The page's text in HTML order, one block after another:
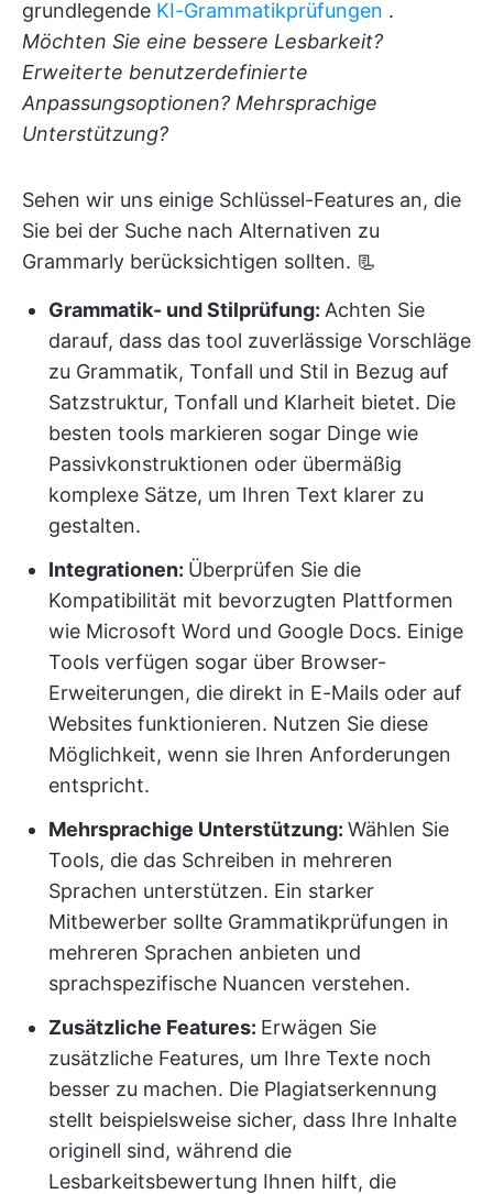
grundlegende KI-Grammatikprüfungen .
Möchten Sie eine bessere Lesbarkeit?
Erweiterte benutzerdefinierte
Anpassungsoptionen? Mehrsprachige
Unterstützung?
Sehen wir uns einige Schlüssel-Features an, die
Sie bei der Suche nach Alternativen zu
Grammarly berücksichtigen sollten. 📃
Grammatik- und Stilprüfung: Achten Sie
darauf, dass das tool zuverlässige Vorschläge
zu Grammatik, Tonfall und Stil in Bezug auf
Satzstruktur, Tonfall und Klarheit bietet. Die
besten tools markieren sogar Dinge wie
Passivkonstruktionen oder übermäßig
komplexe Sätze, um Ihren Text klarer zu
gestalten.
Integrationen: Überprüfen Sie die
Kompatibilität mit bevorzugten Plattformen
wie Microsoft Word und Google Docs. Einige
Tools verfügen sogar über Browser-
Erweiterungen, die direkt in E-Mails oder auf
Websites funktionieren. Nutzen Sie diese
Möglichkeit, wenn sie Ihren Anforderungen
entspricht.
Mehrsprachige Unterstützung: Wählen Sie
Tools, die das Schreiben in mehreren
Sprachen unterstützen. Ein starker
Mitbewerber sollte Grammatikprüfungen in
mehreren Sprachen anbieten und
sprachspezifische Nuancen verstehen.
Zusätzliche Features: Erwägen Sie
zusätzliche Features, um Ihre Texte noch
besser zu machen. Die Plagiatserkennung
stellt beispielsweise sicher, dass Ihre Inhalte
originell sind, während die
Lesbarkeitsbewertung Ihnen hilft, die